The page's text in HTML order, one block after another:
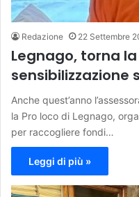
Redazione 22 Settembre
Legnago, torna
sensibilizzazione
Anche quest’anno
la Pro loco di Legnago,
per raccogliere fondi…
Leggi di più »